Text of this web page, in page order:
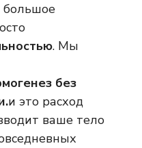
большое
. Мы
без
и это расход
ваше тело